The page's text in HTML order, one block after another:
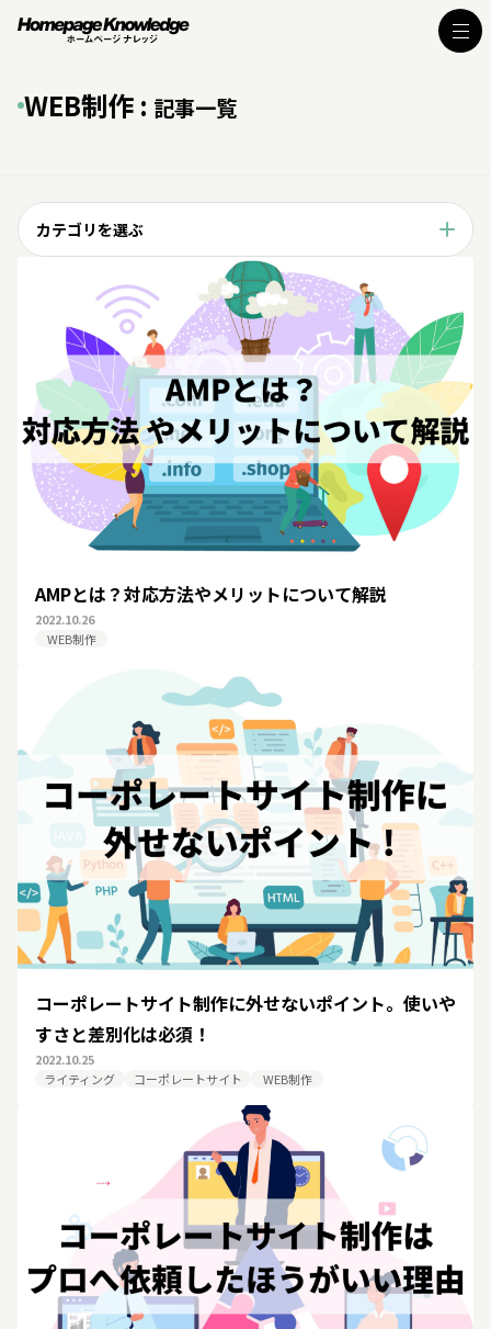
WEB制作 : 記事一覧
カテゴリを選ぶ
AMPとは？対応方法やメリットについて解説
2022.10.26
WEB制作
コーポレートサイト制作に外せないポイント。使いや
すさと差別化は必須！
2022.10.25
ライティング
コーポレートサイト WEB制作